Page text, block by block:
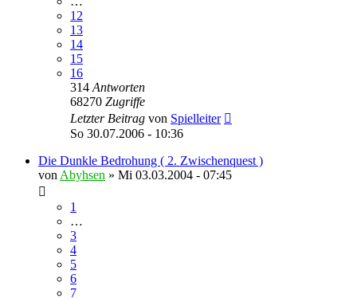
12
13
14
15
16
314 Antworten
68270 Zugriffe
Letzter Beitrag von Spielleiter
So 30.07.2006 - 10:36
Die Dunkle Bedrohung ( 2. Zwischenquest )
von Abyhsen » Mi 03.03.2004 - 07:45
1
…
3
4
5
6
7